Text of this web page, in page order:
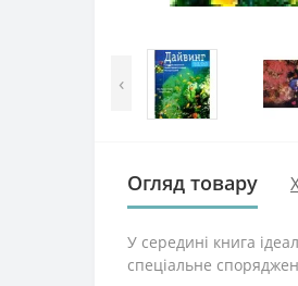
‹
Огляд товару
У середині книга
спеціальне